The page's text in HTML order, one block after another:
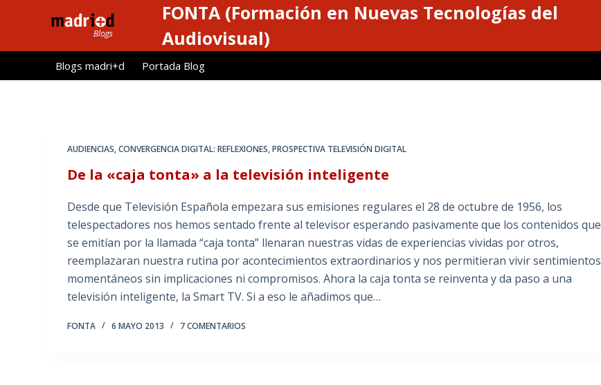
l
FONTA (Formación en Nuevas Tecnologías del
Audiovisual)
Blogs madri+d Portada Blog
AUDIENCIAS,CONVERGENCIA DIGITAL: REFLEXIONES,PROSPECTIVA TELEVISIÓN DIGITAL
De la «caja tonta» a la televisión inteligente
Desde que Televisión Española empezara sus emisiones regulares el 28 de octubre de 1956, los
telespectadores nos hemos sentado frente al televisor esperando pasivamente que los contenidos que
se emitían por la llamada “caja tonta” llenaran nuestras vidas de experiencias vividas por otros,
reemplazaran nuestra rutina por acontecimientos extraordinarios y nos permitieran vivir sentimientos
momentáneos sin implicaciones ni compromisos. Ahora la caja tonta se reinventa y da paso a una
televisión inteligente, la Smart TV. Si a eso le añadimos que…
FONTA 6 MAYO 2013 7 COMENTARIOS